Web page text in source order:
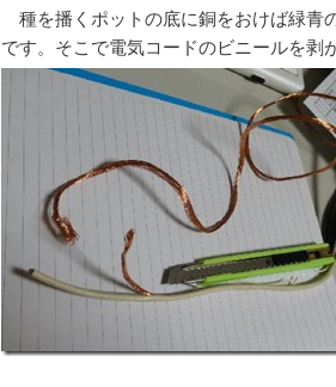
種を播くポットの底に銅をおけば緑青
です。そこで電気コードのビニールを剥